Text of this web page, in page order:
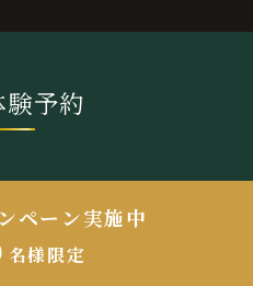
予約
ペーン実施中
名様限定